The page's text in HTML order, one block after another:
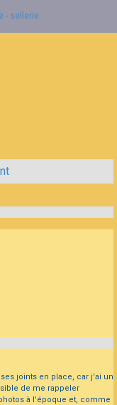
- sellerie.
joints en place, car j'ai un
de me rappeler
à l'époque et, comme